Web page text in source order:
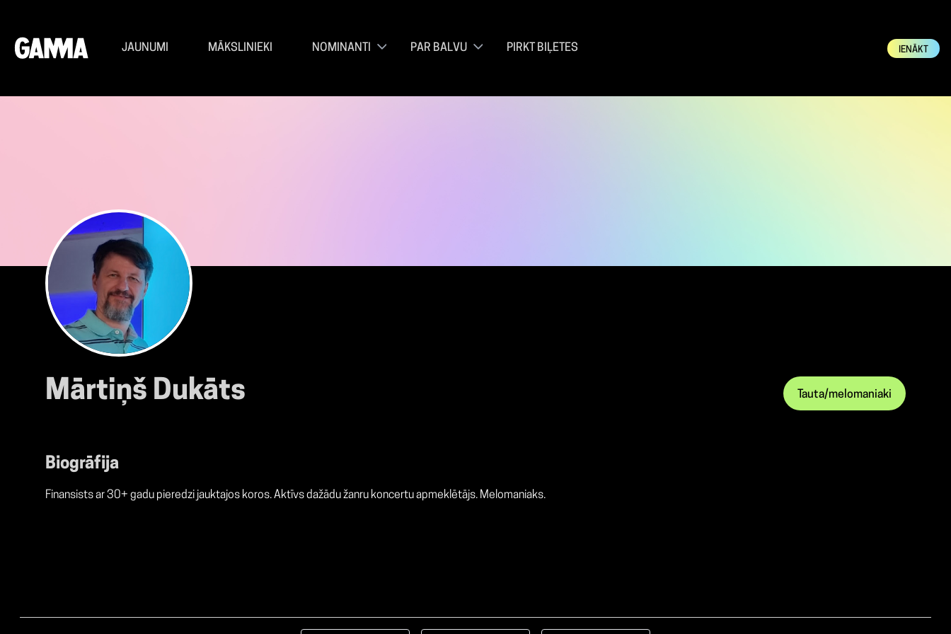
JAUNUMI MĀKSLINIEKI NOMINANTI PAR BALVU PIRKT BIĻETES IENĀKT
Mārtiņš Dukāts Tauta/melomaniaki
Biogrāfija
Finansists ar 30+ gadu pieredzi jauktajos koros. Aktīvs dažādu žanru koncertu apmeklētājs. Melomaniaks.